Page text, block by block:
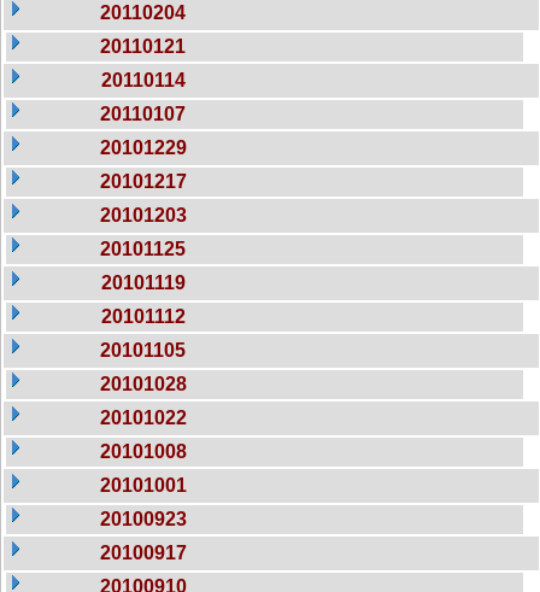
20110204
20110121
20110114
20110107
20101229
20101217
20101203
20101125
20101119
20101112
20101105
20101028
20101022
20101008
20101001
20100923
20100917
20100910